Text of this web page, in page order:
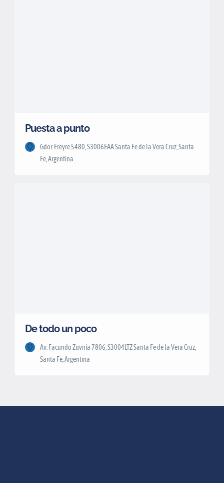
Puesta a punto
Gdor. Freyre 5480, S3006EAA Santa Fe de la Vera Cruz, Santa
Fe, Argentina
De todo un poco
Av. Facundo Zuviría 7806, S3004LTZ Santa Fe de la Vera Cruz,
Santa Fe, Argentina